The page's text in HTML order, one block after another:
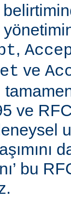
,
ve
ve
bu